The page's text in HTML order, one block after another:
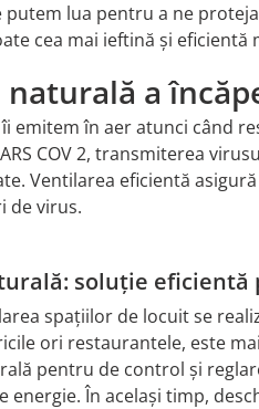
putem lua pentru a ne
cea mai ieftină și eficientă
a
emitem în aer atunci când
COV 2, transmiterea
Ventilarea eficientă
de virus.
soluție eficientă
spațiilor de locuit se
ori restaurantele, este
pentru de control și
energie. În același timp,